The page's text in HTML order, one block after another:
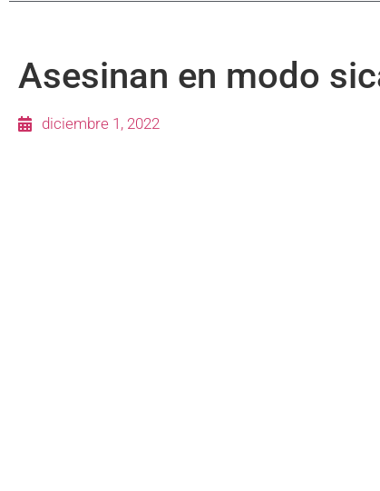
Asesinan en modo
diciembre 1, 2022